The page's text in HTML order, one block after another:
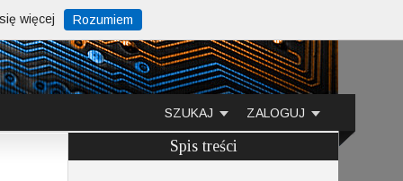
ZALOGUJ
SZUKAJ
Spis treści
więcej Rozumiem